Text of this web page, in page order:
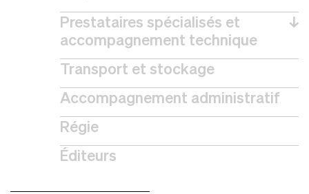
Prestataires spécialisés et
accompagnement technique
↓
Transport et stockage
Accompagnement administratif
Régie
Éditeurs